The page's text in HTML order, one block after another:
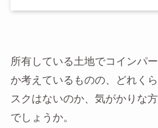
所有している土地でコインパ
か考えているものの、どれく
スクはないのか、気がかりな
でしょうか。